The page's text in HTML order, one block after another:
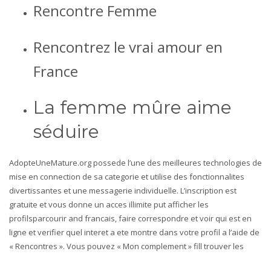
Rencontre Femme
Rencontrez le vrai amour en
France
La femme mûre aime
séduire
AdopteUneMature.org possede l’une des meilleures technologies de
mise en connection de sa categorie et utilise des fonctionnalites
divertissantes et une messagerie individuelle. L’inscription est
gratuite et vous donne un acces illimite put afficher les
profilsparcourir and francais, faire correspondre et voir qui est en
ligne et verifier quel interet a ete montre dans votre profil a l’aide de
« Rencontres ». Vous pouvez « Mon complement » fill trouver les